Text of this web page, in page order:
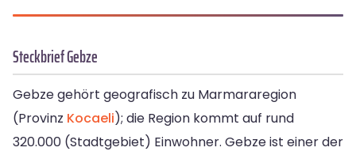
Steckbrief Gebze
Gebze gehört geografisch zu Marmararegion
(Provinz Kocaeli); die Region kommt auf rund
320.000 (Stadtgebiet) Einwohner. Gebze ist einer der